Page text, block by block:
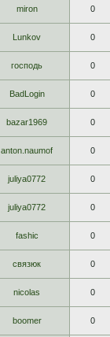
miron 0
Lunkov 0
господь 0
BadLogin 0
bazar1969 0
anton.naumof 0
juliya0772 0
juliya0772 0
fashic 0
связюк 0
nicolas 0
boomer 0